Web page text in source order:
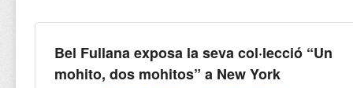
Bel Fullana exposa la seva col·lecció “Un
mohito, dos mohitos” a New York